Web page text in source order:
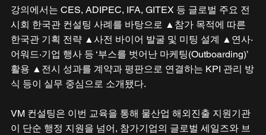
강의에서는 CES, ADIPEC, IFA, GITEX 등 글로벌 주요 전
시회 한국관 컨설팅 사례를 바탕으로 ▲참가 목적에 따른
한국관 기획 전략 ▲사전 바이어 발굴 및 미팅 설계 ▲연사·
어워드·기업 행사 등 ‘부스를 벗어난 마케팅(Outboarding)’
활용 ▲전시 성과를 계약과 평판으로 연결하는 KPI 관리 방
식 등이 실무 중심으로 소개됐다.
VM 컨설팅은 이번 교육을 통해 물산업 해외진출 지원기관
이 단순 행정 지원을 넘어, 참가기업의 글로벌 세일즈와 브